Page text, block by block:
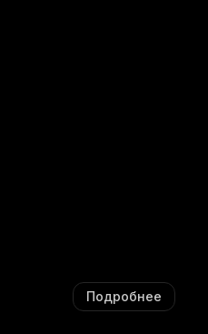
Подробнее